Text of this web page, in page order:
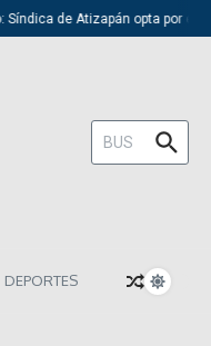
Síndica de Atizapán opta por el
Buscar:
DEPORTES